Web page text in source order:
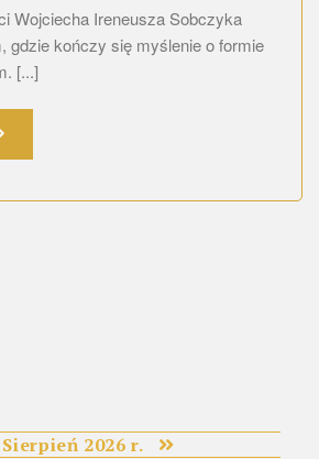
Wojciecha Ireneusza Sobczyka
gdzie kończy się myślenie o formie
[...]
Sierpień 2026 r.